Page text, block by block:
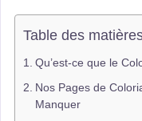
Table des
Qu’est-ce que le
Nos Pages de
Manquer